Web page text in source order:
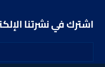
اشترك في نشرتنا